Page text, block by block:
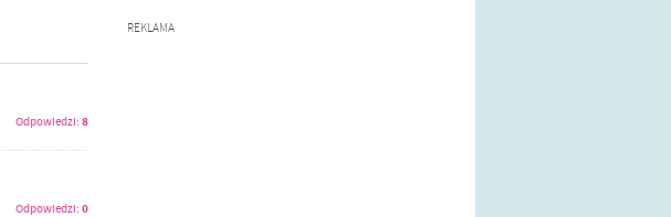
Odpowiedzi: 8
Odpowiedzi: 0
REKLAMA